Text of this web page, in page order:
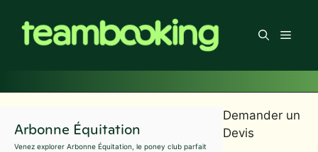
contenu
Menu
Arbonne Équitation
Venez explorer Arbonne Équitation, le poney club parfait
Demander un
Devis